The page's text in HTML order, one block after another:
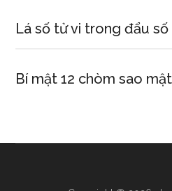
Lá số tử vi trong đẩu số
Bí mật 12 chòm sao